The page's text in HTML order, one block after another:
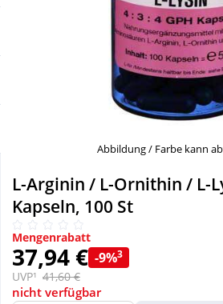
Natur & Homöopathie
Sanitätshaus
Sport & Fitness
Abbildung / Farbe kann
L-Arginin / L-Ornithin / L-
Kapseln, 100 St
Mengenrabatt
37,94 € -9%3
UVP¹ 41,60 €
nicht verfügbar